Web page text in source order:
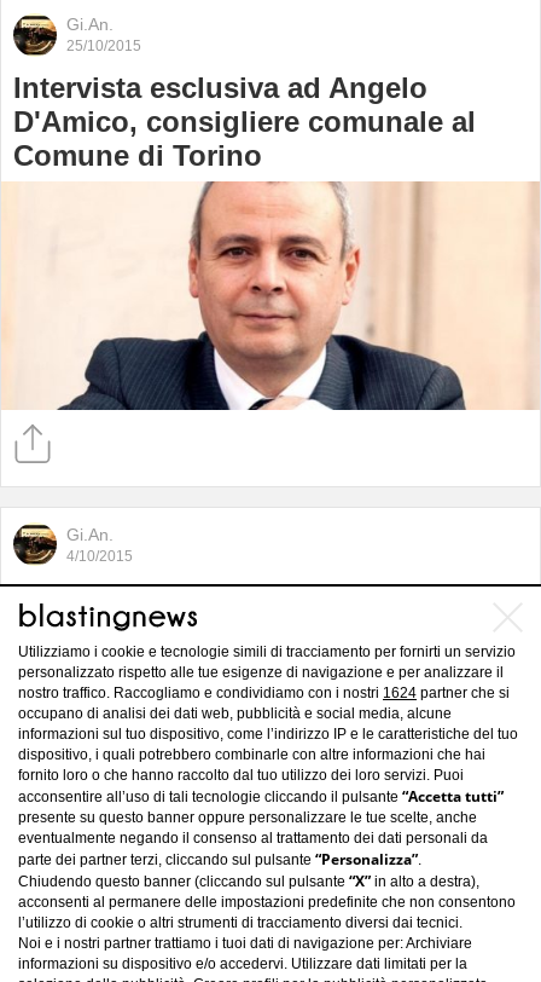
Gi.An.
25/10/2015
Intervista esclusiva ad Angelo
D'Amico, consigliere comunale al
Comune di Torino
Gi.An.
4/10/2015
L’ospedale oftalmico di Torino verso
la chiusura
Utilizziamo i cookie e tecnologie simili di tracciamento per fornirti un servizio
personalizzato rispetto alle tue esigenze di navigazione e per analizzare il
nostro traffico. Raccogliamo e condividiamo con i nostri 1624 partner che si
occupano di analisi dei dati web, pubblicità e social media, alcune
informazioni sul tuo dispositivo, come l’indirizzo IP e le caratteristiche del tuo
dispositivo, i quali potrebbero combinarle con altre informazioni che hai
fornito loro o che hanno raccolto dal tuo utilizzo dei loro servizi. Puoi
acconsentire all’uso di tali tecnologie cliccando il pulsante “Accetta tutti”
presente su questo banner oppure personalizzare le tue scelte, anche
eventualmente negando il consenso al trattamento dei dati personali da
parte dei partner terzi, cliccando sul pulsante “Personalizza”.
Chiudendo questo banner (cliccando sul pulsante “X” in alto a destra),
acconsenti al permanere delle impostazioni predefinite che non consentono
l’utilizzo di cookie o altri strumenti di tracciamento diversi dai tecnici.
Noi e i nostri partner trattiamo i tuoi dati di navigazione per: Archiviare
informazioni su dispositivo e/o accedervi. Utilizzare dati limitati per la